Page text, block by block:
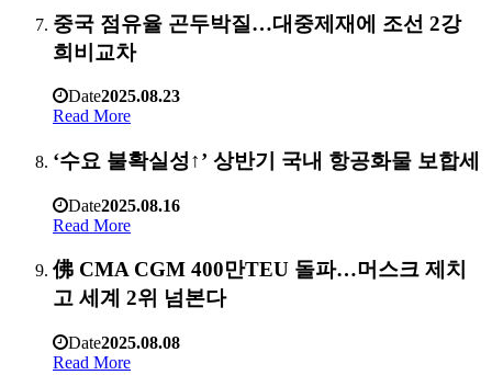
중국 점유율 곤두박질…대중제재에 조선 2강
희비교차
Date2025.08.23
Read More
‘수요 불확실성↑’ 상반기 국내 항공화물 보합세
Date2025.08.16
Read More
佛 CMA CGM 400만TEU 돌파…머스크 제치
고 세계 2위 넘본다
Date2025.08.08
Read More